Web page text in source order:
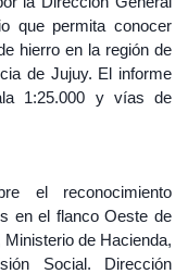
que permita conocer
hierro en la región de
de Jujuy. El informe
1:25.000 y vías de
el reconocimiento
en el flanco Oeste de
de Hacienda,
Social. Dirección